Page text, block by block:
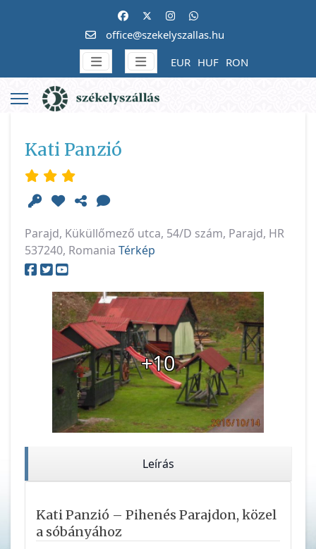
office@szekelyszallas.hu
EUR HUF RON
Kati Panzió
Parajd, Küküllőmező utca, 54/D szám, Parajd, HR
537240, Romania Térkép
+10
Leírás
Kati Panzió – Pihenés Parajdon, közel
a sóbányához